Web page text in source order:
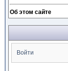
Об этом сайте
Войти